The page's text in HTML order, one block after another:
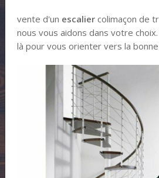
vente d'un escaliercolimaçon de
nous vous aidons dans votre
là pour vous orienter vers la